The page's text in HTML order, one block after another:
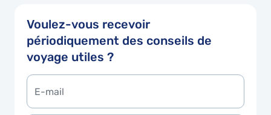
Voulez-vous recevoir
périodiquement des conseils de
voyage utiles ?